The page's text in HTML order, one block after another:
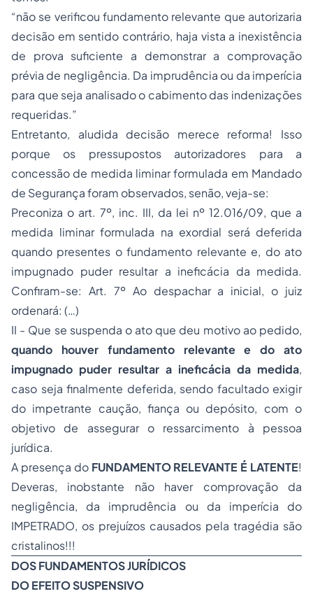
“não se verificou fundamento relevante que autorizaria
decisão em sentido contrário, haja vista a inexistência
de prova suficiente a demonstrar a comprovação
prévia de negligência. Da imprudência ou da imperícia
para que seja analisado o cabimento das indenizações
requeridas.”
Entretanto, aludida decisão merece reforma! Isso
porque os pressupostos autorizadores para a
concessão de medida liminar formulada em Mandado
de Segurança foram observados, senão, veja-se:
Preconiza o art. 7º, inc. III, da lei nº 12.016/09, que a
medida liminar formulada na exordial será deferida
quando presentes o fundamento relevante e, do ato
impugnado puder resultar a ineficácia da medida.
Confiram-se: Art. 7º Ao despachar a inicial, o juiz
ordenará: (…)
II - Que se suspenda o ato que deu motivo ao pedido,
quando houver fundamento relevante e do ato
impugnado puder resultar a ineficácia da medida,
caso seja finalmente deferida, sendo facultado exigir
do impetrante caução, fiança ou depósito, com o
objetivo de assegurar o ressarcimento à pessoa
jurídica.
A presença do FUNDAMENTO RELEVANTE É LATENTE!
Deveras, inobstante não haver comprovação da
negligência, da imprudência ou da imperícia do
IMPETRADO, os prejuízos causados pela tragédia são
cristalinos!!!
DOS FUNDAMENTOS JURÍDICOS
DO EFEITO SUSPENSIVO